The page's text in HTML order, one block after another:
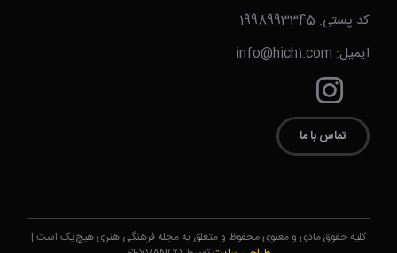
کد پستی: 1998993345
ایمیل: info@hich1.com
تماس با ما
کلیه حقوق مادی و معنوی محفوظ و متعلق به مجله فرهنگی هنری هیچ‌یک است.|